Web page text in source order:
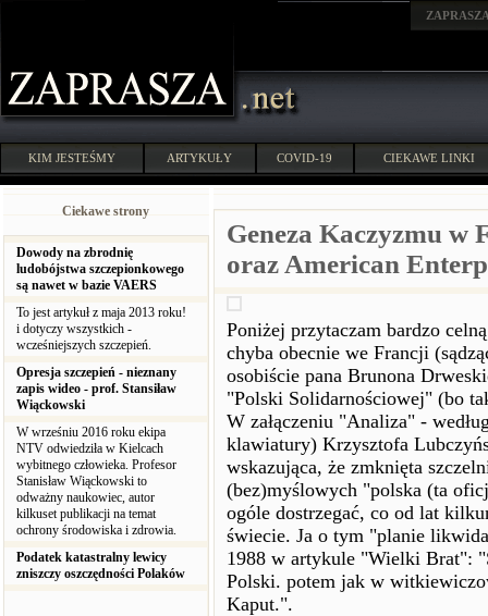
KIM JESTEŚMY ARTYKUŁY COVID-19 CIEKAWE LINKI
Ciekawe strony
Dowody na zbrodnię
ludobójstwa szczepionkowego
są nawet w bazie VAERS
To jest artykuł z maja 2013 roku!
i dotyczy wszystkich -
wcześniejszych szczepień.
Opresja szczepień - nieznany
zapis wideo - prof. Stansiław
Wiąckowski
W wrześniu 2016 roku ekipa
NTV odwiedziła w Kielcach
wybitnego człowieka. Profesor
Stanisław Wiąckowski to
odważny naukowiec, autor
kilkuset publikacji na temat
ochrony środowiska i zdrowia.
Podatek katastralny lewicy
zniszczy oszczędności Polaków
Geneza Kaczyzmu
oraz American
Poniżej przytaczam bardzo
chyba obecnie we Francji
osobiście pana Brunona
"Polski Solidarnościowej" (bo
W załączeniu "Analiza" -
klawiatury) Krzysztofa
wskazująca, że zmknięta
(bez)myślowych "polska (ta
ogóle dostrzegać, co od lat
świecie. Ja o tym "planie
1988 w artykule "Wielki Brat":
Polski. potem jak w
Kaput.".